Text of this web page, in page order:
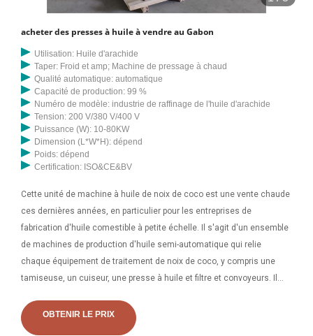
acheter des presses à huile à vendre au Gabon
Utilisation: Huile d'arachide
Taper: Froid et amp; Machine de pressage à chaud
Qualité automatique: automatique
Capacité de production: 99 %
Numéro de modèle: industrie de raffinage de l'huile d'arachide
Tension: 200 V/380 V/400 V
Puissance (W): 10-80KW
Dimension (L*W*H): dépend
Poids: dépend
Certification: ISO&CE&BV
Cette unité de machine à huile de noix de coco est une vente chaude
ces dernières années, en particulier pour les entreprises de
fabrication d'huile comestible à petite échelle. Il s'agit d'un ensemble
de machines de production d'huile semi-automatique qui relie
chaque équipement de traitement de noix de coco, y compris une
tamiseuse, un cuiseur, une presse à huile et filtre et convoyeurs. Il
de coco du coprah. ABC Machinery est un fabricant et fournisseur
d'équipements populaire dans le secteur de la production d'huile
OBTENIR LE PRIX